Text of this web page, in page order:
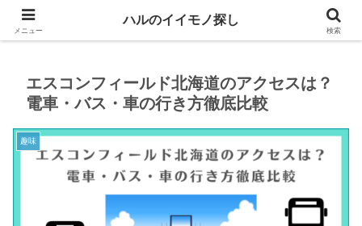
生活や趣味に役立つイイモノを紹介するブログ
エスコンフィールド北海道のアクセスは？
電車・バス・車の行き方徹底比較
趣味
メニュー
ハルのイイモノ探し
検索